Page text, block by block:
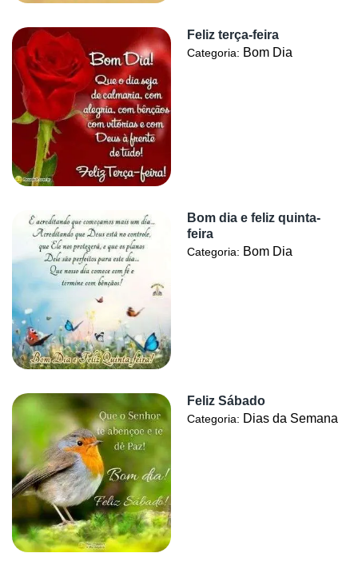
Feliz terça-feira
Categoria: Bom Dia
Bom dia e feliz quinta-
feira
Categoria: Bom Dia
Feliz Sábado
Categoria: Dias da Semana